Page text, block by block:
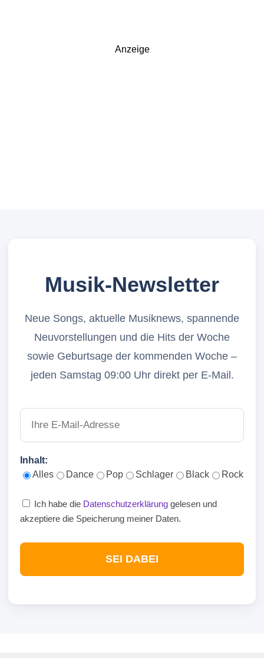
Anzeige
Musik-Newsletter
Neue Songs, aktuelle Musiknews, spannende
Neuvorstellungen und die Hits der Woche
sowie Geburtsage der kommenden Woche –
jeden Samstag 09:00 Uhr direkt per E-Mail.
Inhalt:
Alles
Dance Pop Schlager Black Rock
Ich habe die Datenschutzerklärung gelesen und
akzeptiere die Speicherung meiner Daten.
SEI DABEI